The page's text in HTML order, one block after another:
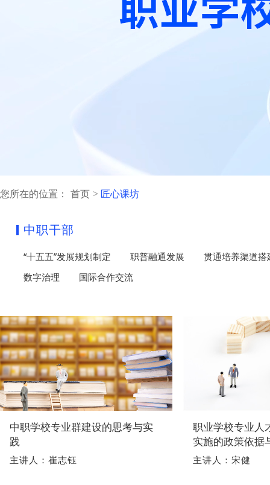
您所在的位置： 首页 匠心课坊
中职干部
“十五五”发展规划制定 职普融通发展
贯通培养渠道搭
数字治理
国际合作交流
中职学校专业群建设的思考与实
践
主讲人：崔志钰
职业学校专业人
实施的政策依据
主讲人：宋健